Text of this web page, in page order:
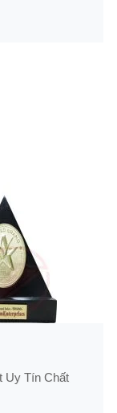
Uy Tín Chất